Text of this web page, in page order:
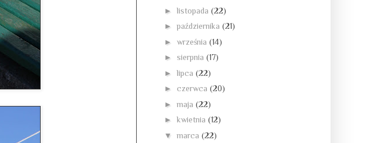
► listopada (22)
► października (21)
► września (14)
► sierpnia (17)
► lipca (22)
► czerwca (20)
► maja (22)
► kwietnia (12)
▼ marca (22)